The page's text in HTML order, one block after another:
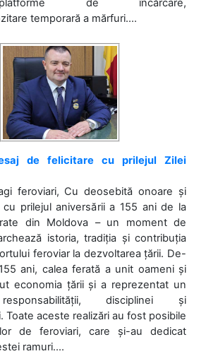
de încărcare,
temporară a mărfuri....
de felicitare cu prilejul Zilei
feroviari, Cu deosebită onoare și
prilejul aniversării a 155 ani de la
din Moldova – un moment de
istoria, tradiția și contribuția
feroviar la dezvoltarea țării. De-
ani, calea ferată a unit oameni și
economia țării și a reprezentat un
disciplinei și
Toate aceste realizări au fost posibile
de feroviari, care și-au dedicat
ramuri....